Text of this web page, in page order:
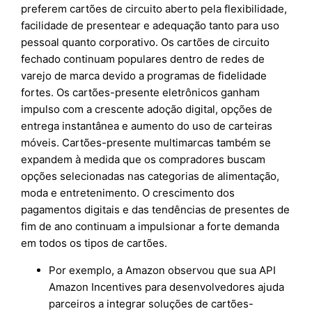
preferem cartões de circuito aberto pela flexibilidade,
facilidade de presentear e adequação tanto para uso
pessoal quanto corporativo. Os cartões de circuito
fechado continuam populares dentro de redes de
varejo de marca devido a programas de fidelidade
fortes. Os cartões-presente eletrônicos ganham
impulso com a crescente adoção digital, opções de
entrega instantânea e aumento do uso de carteiras
móveis. Cartões-presente multimarcas também se
expandem à medida que os compradores buscam
opções selecionadas nas categorias de alimentação,
moda e entretenimento. O crescimento dos
pagamentos digitais e das tendências de presentes de
fim de ano continuam a impulsionar a forte demanda
em todos os tipos de cartões.
Por exemplo, a Amazon observou que sua API
Amazon Incentives para desenvolvedores ajuda
parceiros a integrar soluções de cartões-